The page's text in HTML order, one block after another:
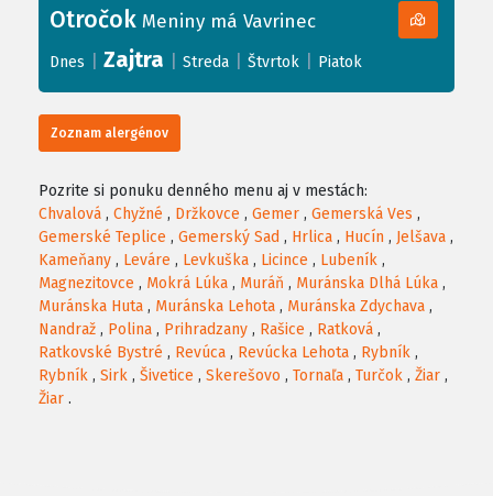
+
−
Otročok Meniny má Vavrinec
Dnes Zajtra Streda Štvrtok Piatok
Zoznam alergénov
Pozrite si ponuku denného menu aj v mestách:
Chvalová , Chyžné , Držkovce , Gemer , Gemerská Ves ,
Gemerské Teplice , Gemerský Sad , Hrlica , Hucín , Jelšava ,
Kameňany , Leváre , Levkuška , Licince , Lubeník ,
Magnezitovce , Mokrá Lúka , Muráň , Muránska Dlhá Lúka ,
Muránska Huta , Muránska Lehota , Muránska Zdychava ,
Nandraž , Polina , Prihradzany , Rašice , Ratková ,
Ratkovské Bystré , Revúca , Revúcka Lehota , Rybník ,
Rybník , Sirk , Šivetice , Skerešovo , Tornaľa , Turčok , Žiar ,
Žiar .